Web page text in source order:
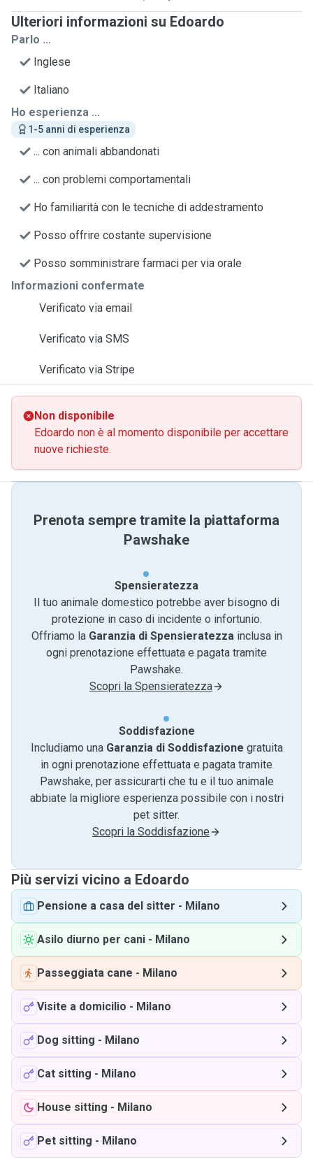
Ulteriori informazioni su Edoardo
Parlo ...
Inglese
Italiano
Ho esperienza ...
1-5 anni di esperienza
... con animali abbandonati
... con problemi comportamentali
Ho familiarità con le tecniche di addestramento
Posso offrire costante supervisione
Posso somministrare farmaci per via orale
Informazioni confermate
Verificato via email
Verificato via SMS
Verificato via Stripe
Non disponibile
Edoardo non è al momento disponibile per accettare
nuove richieste.
Prenota sempre tramite la piattaforma
Pawshake
Spensieratezza
Il tuo animale domestico potrebbe aver bisogno di
protezione in caso di incidente o infortunio.
Offriamo la Garanzia di Spensieratezzainclusa in
ogni prenotazione effettuata e pagata tramite
Pawshake.
Scopri la Spensieratezza
Soddisfazione
Includiamo una Garanzia di Soddisfazione gratuita
in ogni prenotazione effettuata e pagata tramite
Pawshake, per assicurarti che tu e il tuo animale
abbiate la migliore esperienza possibile con i nostri
pet sitter.
Scopri la Soddisfazione
Più servizi vicino a Edoardo
Pensione a casa del sitter - Milano
Asilo diurno per cani - Milano
Passeggiata cane - Milano
Visite a domicilio - Milano
Dog sitting - Milano
Cat sitting - Milano
House sitting - Milano
Pet sitting - Milano